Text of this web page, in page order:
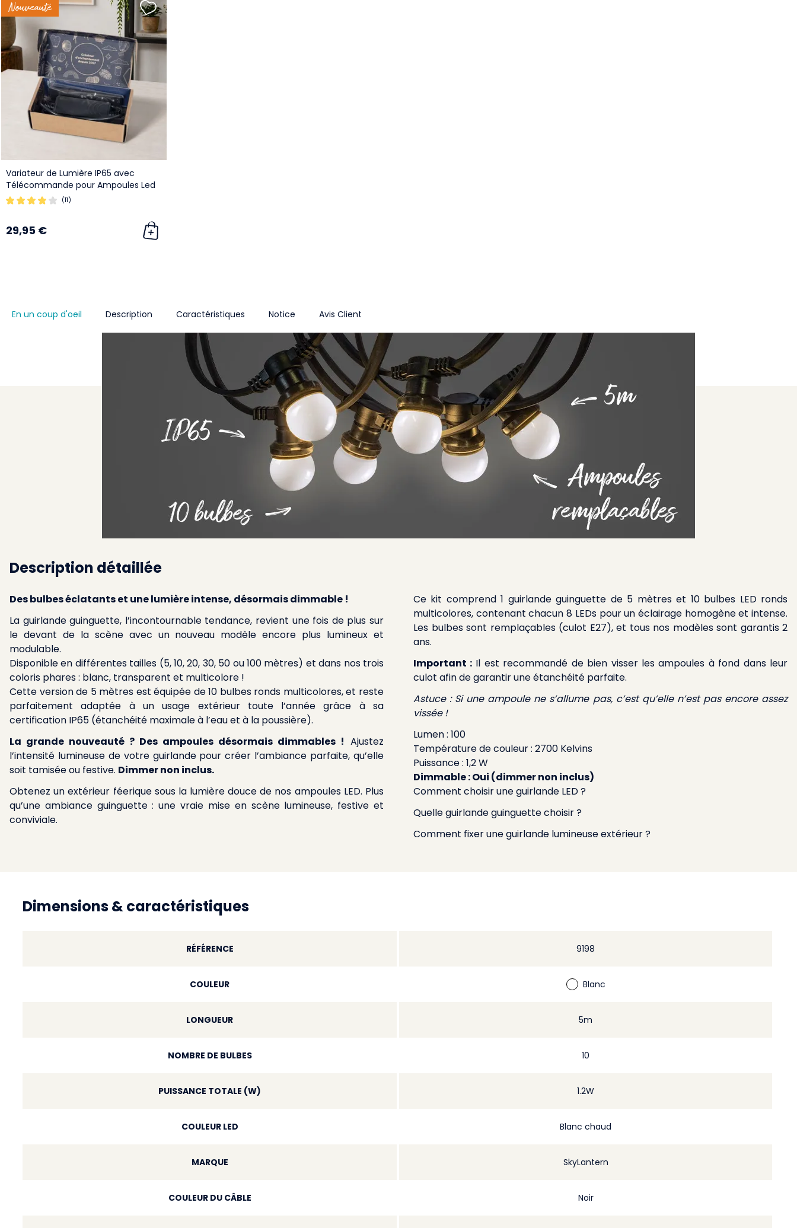
Variateur de Lumière IP65 avec
Télécommande pour Ampoules Led
Dimmables
(11)
29,95 €
Nouveauté
En un coup d'oeil Description Caractéristiques Notice Avis Client
Description détaillée
Des bulbes éclatants et une lumière intense, désormais dimmable !
La guirlande guinguette, l’incontournable tendance, revient une fois de plus sur
le devant de la scène avec un nouveau modèle encore plus lumineux et
modulable.
Disponible en différentes tailles (5, 10, 20, 30, 50 ou 100 mètres) et dans nos trois
coloris phares : blanc, transparent et multicolore !
Cette version de 5 mètres est équipée de 10 bulbes ronds multicolores, et reste
parfaitement adaptée à un usage extérieur toute l’année grâce à sa
certification IP65 (étanchéité maximale à l’eau et à la poussière).
La grande nouveauté ? Des ampoules désormais dimmables ! Ajustez
l’intensité lumineuse de votre guirlande pour créer l’ambiance parfaite, qu’elle
soit tamisée ou festive. Dimmer non inclus.
Obtenez un extérieur féerique sous la lumière douce de nos ampoules LED. Plus
qu’une ambiance guinguette : une vraie mise en scène lumineuse, festive et
conviviale.
Ce kit comprend 1 guirlande guinguette de 5 mètres et 10 bulbes LED ronds
multicolores, contenant chacun 8 LEDs pour un éclairage homogène et intense.
Les bulbes sont remplaçables (culot E27), et tous nos modèles sont garantis 2
ans.
Important : Il est recommandé de bien visser les ampoules à fond dans leur
culot afin de garantir une étanchéité parfaite.
Astuce : Si une ampoule ne s’allume pas, c’est qu’elle n’est pas encore assez
vissée !
Lumen : 100
Température de couleur : 2700 Kelvins
Puissance : 1,2 W
Dimmable : Oui (dimmer non inclus)
Comment choisir une guirlande LED ?
Quelle guirlande guinguette choisir ?
Comment fixer une guirlande lumineuse extérieur ?
Dimensions & caractéristiques
RÉFÉRENCE 9198
COULEUR Blanc
LONGUEUR 5m
NOMBRE DE BULBES 10
PUISSANCE TOTALE (W) 1.2W
COULEUR LED Blanc chaud
MARQUE SkyLantern
COULEUR DU CÂBLE Noir